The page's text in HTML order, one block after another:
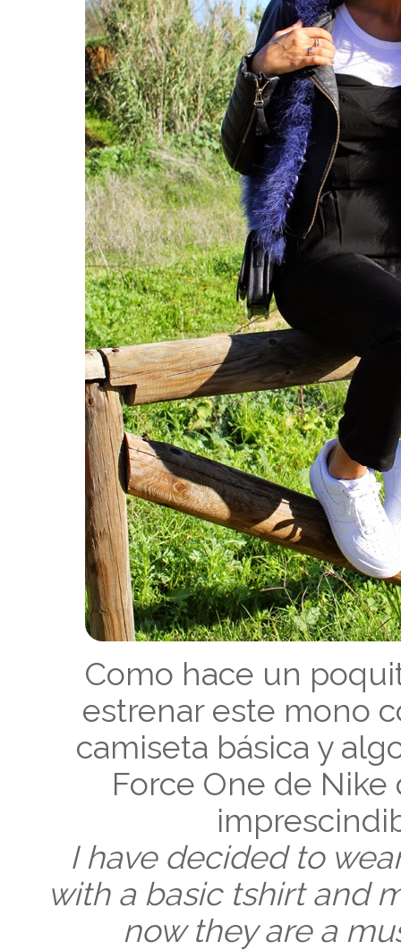
Como hace un
estrenar este mono
camiseta básica y
Force One de
I have decided to
with a basic tshirt and
now they are a